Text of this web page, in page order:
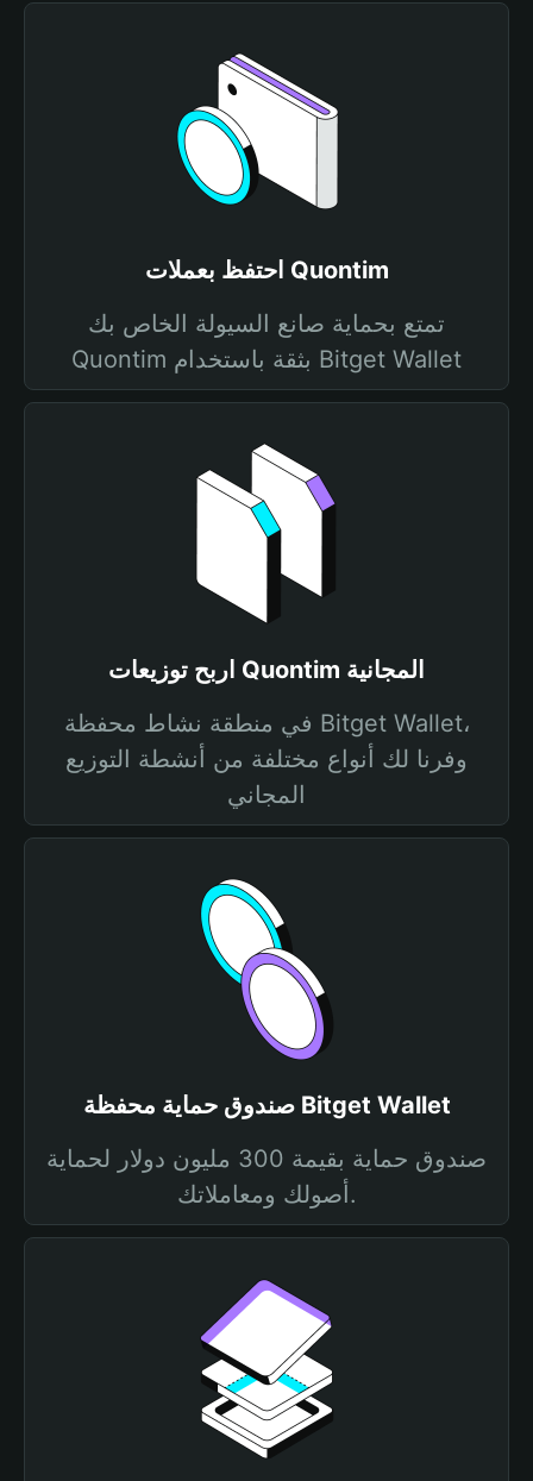
احتفظ بعملات Quontim
تمتع بحماية صانع السيولة الخاص بك
Quontim بثقة باستخدام Bitget Wallet
اربح توزيعات Quontim المجانية
في منطقة نشاط محفظة Bitget Wallet،
وفرنا لك أنواع مختلفة من أنشطة التوزيع
المجاني
صندوق حماية محفظة Bitget Wallet
صندوق حماية بقيمة 300 مليون دولار لحماية
أصولك ومعاملاتك.